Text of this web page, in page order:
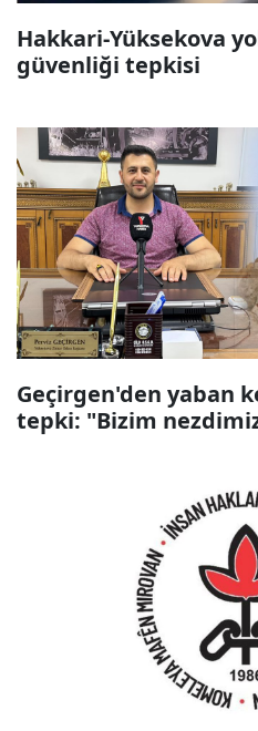
Hakkari-Yüksekova
güvenliği tepkisi
Geçirgen'den yaban
tepki: "Bizim